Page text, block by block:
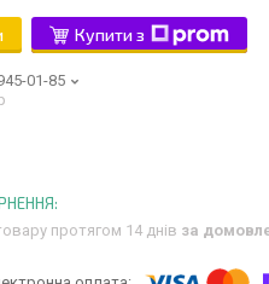
Купити з
01-85
протягом 14 днів за